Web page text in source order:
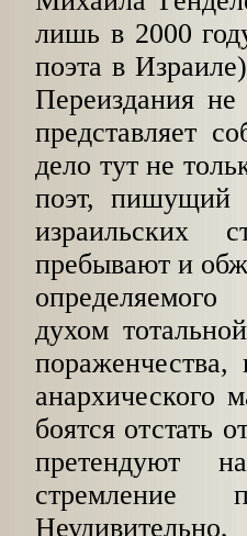
лишь в 2000
поэта в
Переиздания
представляет
дело тутне
поэт, пишущий
израильских
пребывают и
определяемого
духом
анархического
боятся отстать
претендуют
стремление